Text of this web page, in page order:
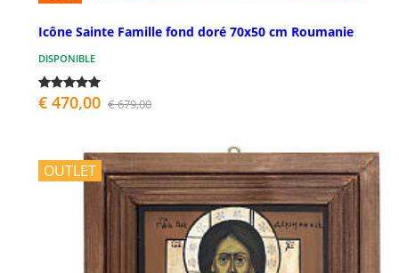
Icône Sainte Famille fond doré 70x50 cm Roumanie
DISPONIBLE
€ 470,00 € 679,00
OUTLET